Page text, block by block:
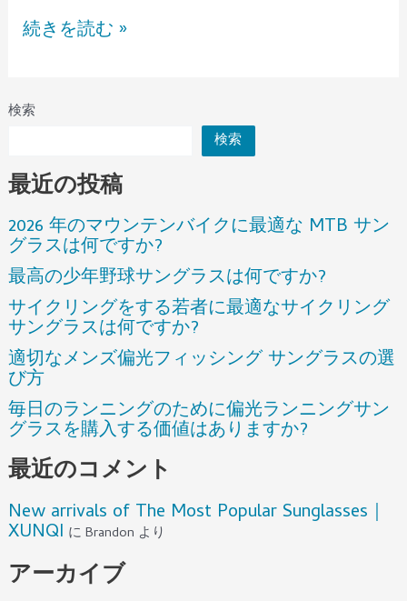
検索
検索
最近の投稿
2026 年のマウンテンバイクに最適な MTB サン
グラスは何ですか?
最高の少年野球サングラスは何ですか?
サイクリングをする若者に最適なサイクリング
サングラスは何ですか?
適切なメンズ偏光フィッシング サングラスの選
び方
毎日のランニングのために偏光ランニングサン
グラスを購入する価値はありますか?
最近のコメント
New arrivals of The Most Popular Sunglasses｜
XUNQI に Brandon より
アーカイブ
続きを読む »